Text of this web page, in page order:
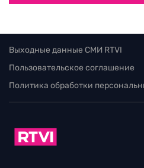
Выходные данные СМИ RTVI
Пользовательское соглашение
Политика обработки